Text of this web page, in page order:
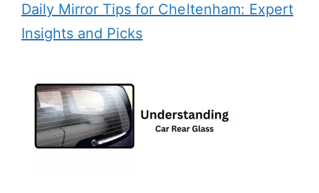
Daily Mirror Tips for Cheltenham: Expert
Insights and Picks